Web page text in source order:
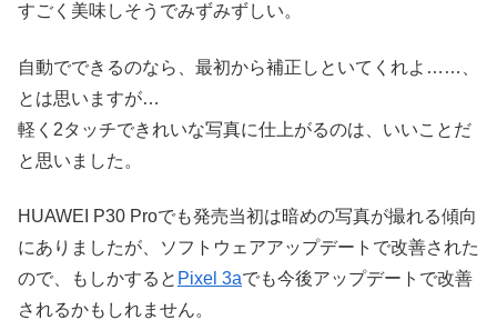
すごく美味しそうでみずみずしい。
自動でできるのなら、最初から補正しといてくれよ……、
とは思いますが…
軽く2タッチできれいな写真に仕上がるのは、いいことだ
と思いました。
HUAWEI P30 Proでも発売当初は暗めの写真が撮れる傾向
にありましたが、ソフトウェアアップデートで改善された
ので、もしかすると Pixel 3aでも今後アップデートで改善
されるかもしれません。